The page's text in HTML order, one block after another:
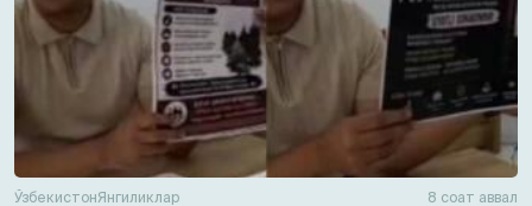
ЎзбекистонЯнгиликлар 8 соат аввал